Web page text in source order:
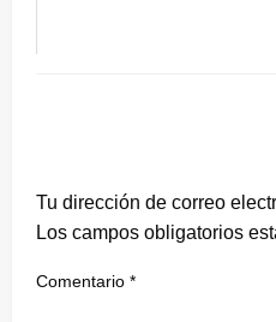
Tu dirección de correo
Los campos obligatorios
Comentario *